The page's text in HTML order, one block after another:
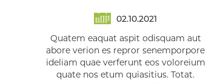
02.10.2021
Quatem eaquat aspit odisquam aut
abore verion es repror senemporpore
ideliam quae verferunt eos voloreium
quate nos etum quiasitius. Totat.